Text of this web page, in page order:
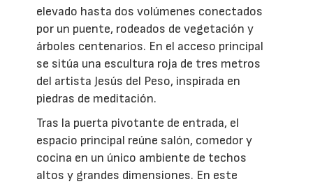
elevado hasta dos volúmenes conectados
por un puente, rodeados de vegetación y
árboles centenarios. En el acceso principal
se sitúa una escultura roja de tres metros
del artista Jesús del Peso, inspirada en
piedras de meditación.
Tras la puerta pivotante de entrada, el
espacio principal reúne salón, comedor y
cocina en un único ambiente de techos
altos y grandes dimensiones. En este